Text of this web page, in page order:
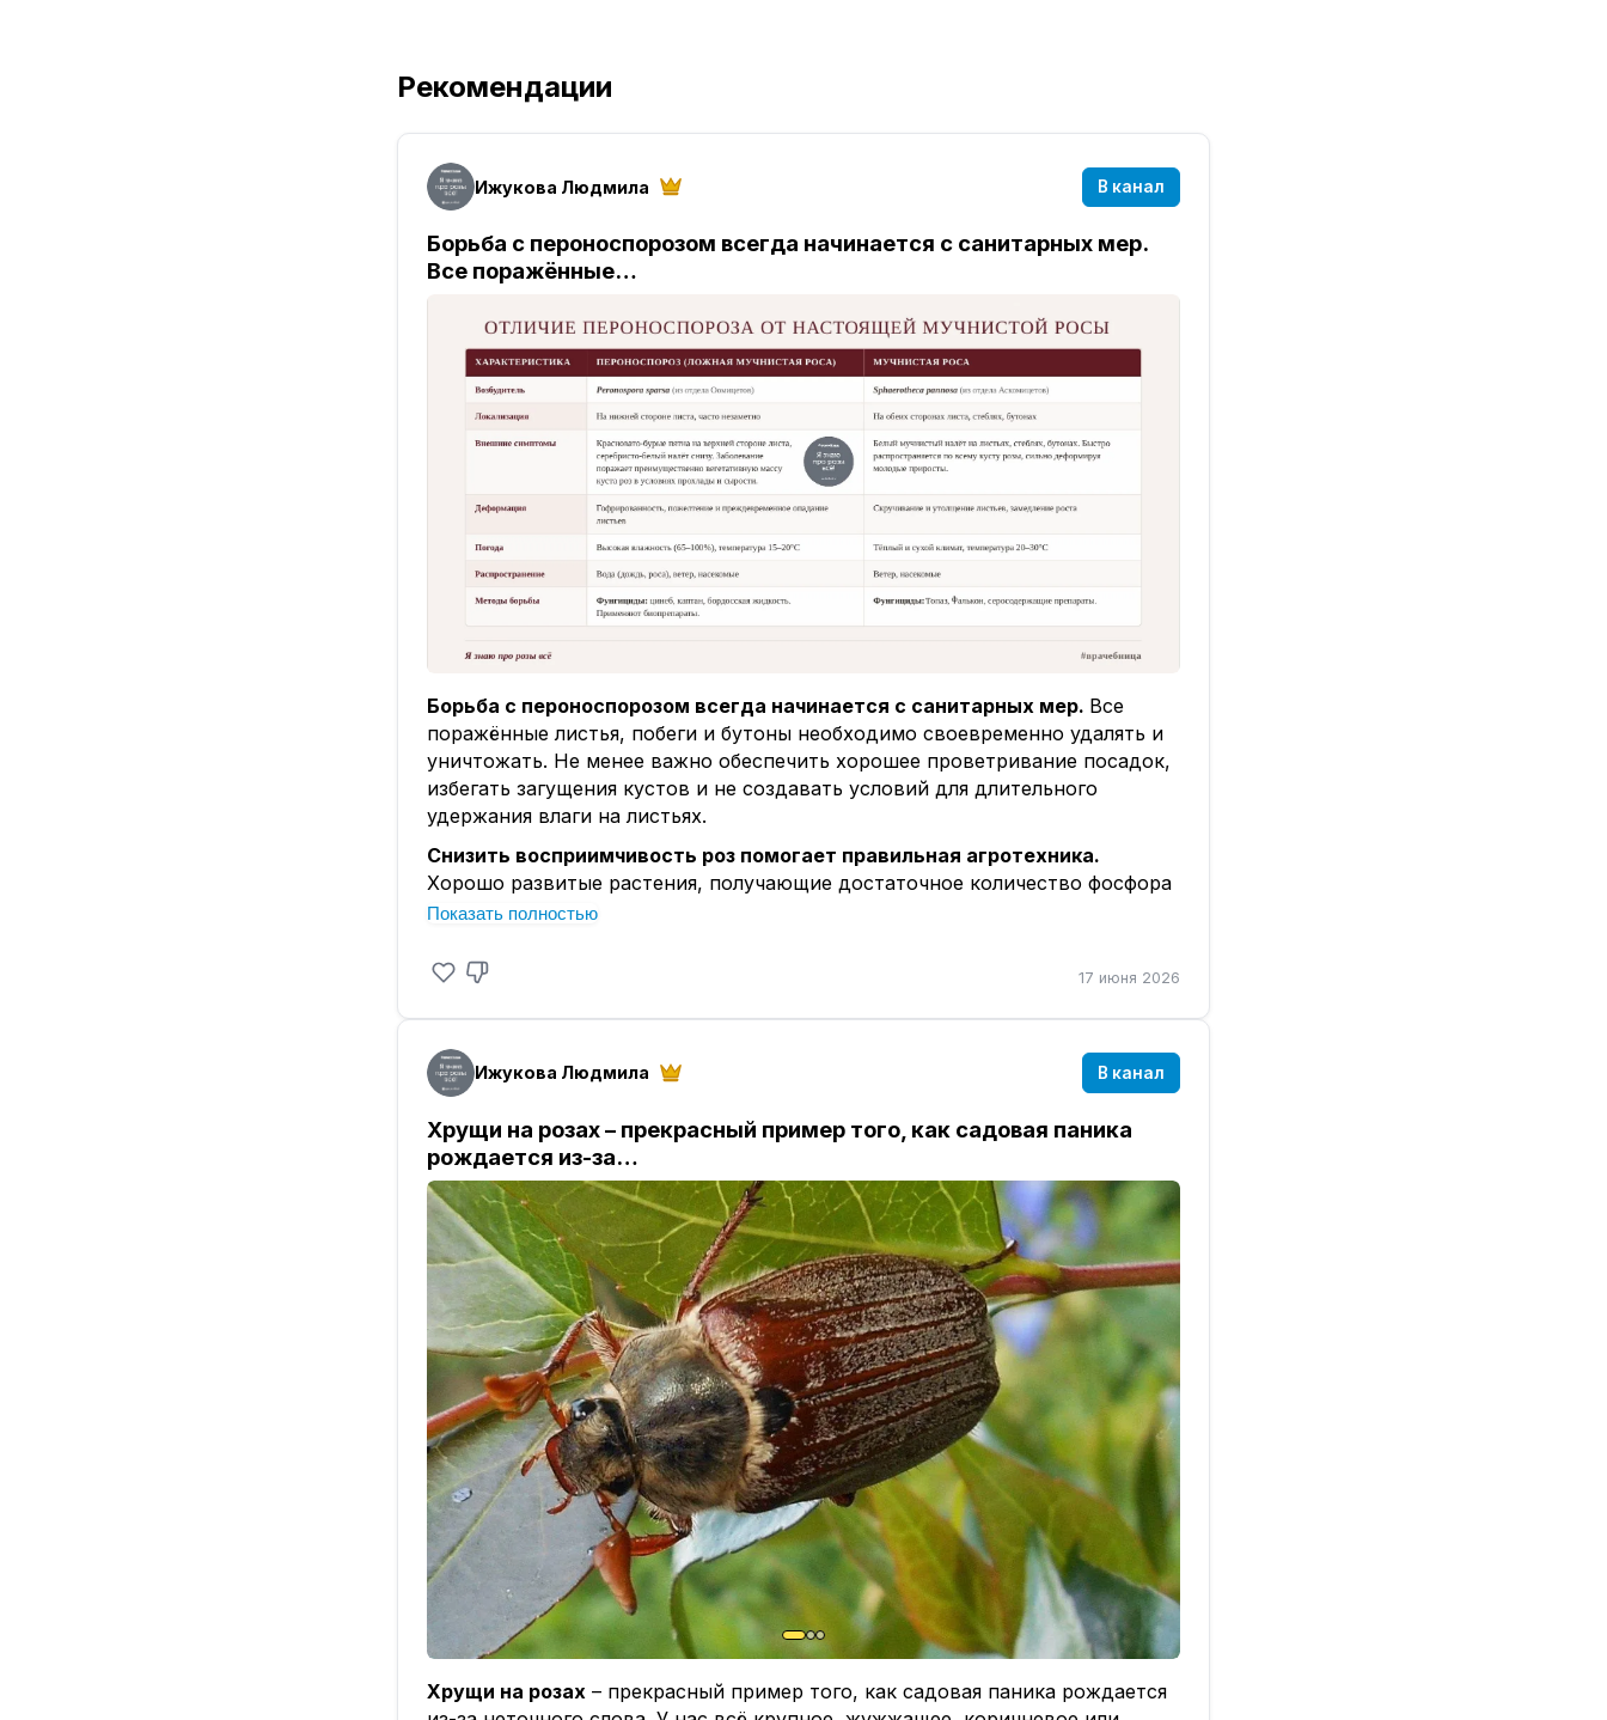
Рекомендации
Ижукова Людмила В канал
Борьба с пероноспорозом всегда начинается с санитарных мер.
Все поражённые…
Борьба с пероноспорозом всегда начинается с санитарных мер. Все
поражённые листья, побеги и бутоны необходимо своевременно удалять и
уничтожать. Не менее важно обеспечить хорошее проветривание посадок,
избегать загущения кустов и не создавать условий для длительного
удержания влаги на листьях.
Снизить восприимчивость роз помогает правильная агротехника.
Хорошо развитые растения, получающие достаточное количество фосфора
и калия, обычно противостоят инфекции значительно успешнее. При
сортов. Хотя сразу скажу, что тут нет сортов, которые вот прям совсем
закрытого грунта хорошие результаты дают системные препараты,
способные защищать и нижнюю сторону листьев, где формируется
Дополнительно можно использовать биологические средства защиты.
Наиболее известны препараты на основе полезных микроорганизмов, такие
как «Фитоспорин-М», а также средства, стимулирующие собственные
защитные механизмы растений, например «Иммуноцитофит».
Ну а чтобы различать МР и ЛМР, прикрепляю табличку, на которую можно
ориентироваться👆
#врачебница
Показать полностью
17 июня 2026
Ижукова Людмила В канал
Хрущи на розах – прекрасный пример того, как садовая паника
рождается из-за…
Хрущи на розах – прекрасный пример того, как садовая паника рождается